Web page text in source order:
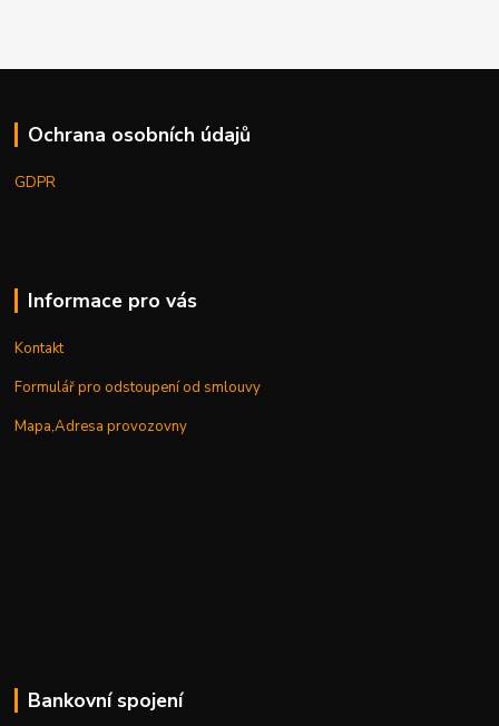
Ochrana osobních údajů
GDPR
Informace pro vás
Kontakt
Formulář pro odstoupení od smlouvy
Mapa,Adresa provozovny
Bankovní spojení